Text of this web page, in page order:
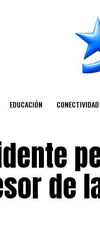
EDUCACIÓN CONECTIVIDAD
de